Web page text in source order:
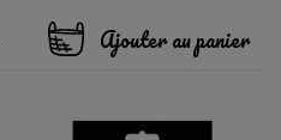
Ajouter au panier